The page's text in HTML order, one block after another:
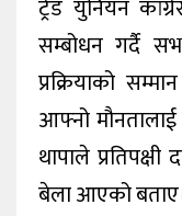
ट्रेड युनियन
सम्बोधन गर्दै
प्रक्रियाको
आफ्नो
थापाले
बेला आएको